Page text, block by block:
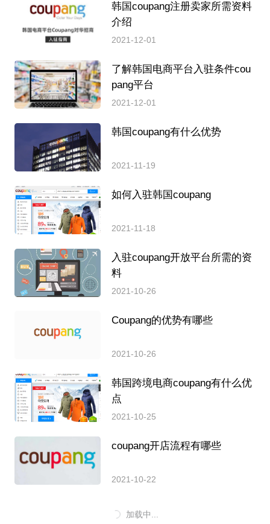
韩国coupang注册卖家所需资料
介绍
2021-12-01
了解韩国电商平台入驻条件cou
pang平台
2021-12-01
韩国coupang有什么优势
2021-11-19
如何入驻韩国coupang
2021-11-18
入驻coupang开放平台所需的资
料
2021-10-26
Coupang的优势有哪些
2021-10-26
韩国跨境电商coupang有什么优
点
2021-10-25
coupang开店流程有哪些
2021-10-22
加载中...